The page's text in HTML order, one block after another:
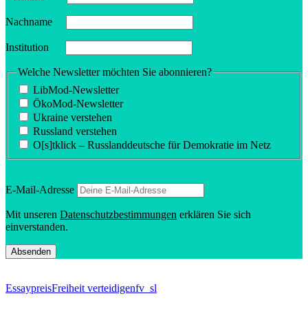
Nachname
Insti­tution
Welche Newsletter möchten Sie abonnieren?
LibMod-Newsletter
ÖkoMod-Newsletter
Ukraine verstehen
Russland verstehen
O[s]tklick – Russland­deutsche für Demokratie im Netz
E‑Mail-Adresse
Mit unseren Daten­schutz­be­stim­mungen erklären Sie sich
einverstanden.
EssaypreisFreiheit verteidigenfv_sl